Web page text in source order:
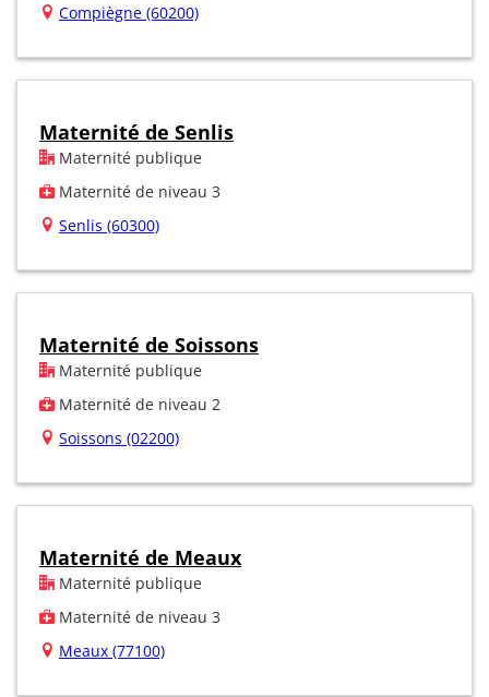
Compiègne (60200)
Maternité de Senlis
Maternité publique
Maternité de niveau 3
Senlis (60300)
Maternité de Soissons
Maternité publique
Maternité de niveau 2
Soissons (02200)
Maternité de Meaux
Maternité publique
Maternité de niveau 3
Meaux (77100)